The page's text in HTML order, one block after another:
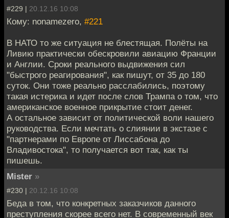
#229 | 20.12.16 10:08
Кому: nonamezero, #221
В НАТО то же ситуация не блестящая. Полёты на
Ливию практически обескровили авиацию Франции
и Англии. Сроки реального выдвижения сил
"быстрого реагирования", как пишут, от 35 до 180
суток. Они тоже реально расслабились, поэтому
такая истерика и идет после слов Трампа о том, что
американское военное прикрытие стоит денег.
А остальное зависит от политической воли нашего
руководства. Если мечтать о слиянии в экстазе с
"партнерами по Европе от Лиссабона до
Владивостока", то получается вот так, как ты
пишешь.
Mister »
#230 | 20.12.16 10:08
Беда в том, что конкретных заказчиков данного
преступления скорее всего нет. В современный век